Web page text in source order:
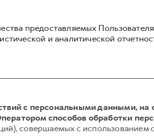
предоставляемых
и аналитической
с персональными данными,
способов обработки
совершаемых с использованием